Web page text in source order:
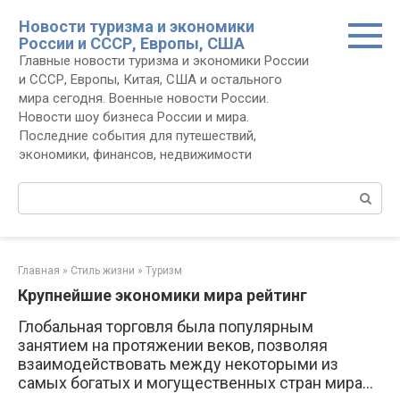
контенту
Новости туризма и экономики
России и СССР, Европы, США
Главные новости туризма и экономики России
и СССР, Европы, Китая, США и остального
мира сегодня. Военные новости России.
Новости шоу бизнеса России и мира.
Последние события для путешествий,
экономики, финансов, недвижимости
Поиск:
Главная » Стиль жизни » Туризм
Крупнейшие экономики мира рейтинг
Глобальная торговля была популярным
занятием на протяжении веков, позволяя
взаимодействовать между некоторыми из
самых богатых и могущественных стран мира…